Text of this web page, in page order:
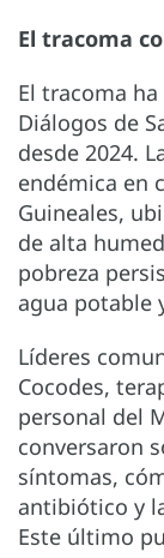
El tracoma
El tracoma
Diálogos de
desde 2024.
endémica en
Guineales,
de alta
pobreza
agua potable
Líderes
Cocodes,
personal del
conversaron
síntomas,
antibiótico y
Este último